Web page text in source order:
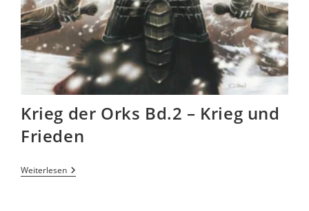
Krieg der Orks Bd.2 – Krieg und
Frieden
Weiterlesen